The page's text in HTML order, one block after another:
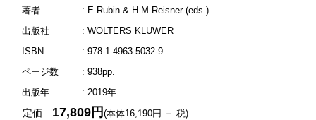
著者
: E.Rubin & H.M.Reisner (eds.)
出版社
: WOLTERS KLUWER
ISBN
: 978-1-4963-5032-9
ページ数
: 938pp.
出版年
: 2019年
定価 17,809円(本体16,190円 ＋ 税)